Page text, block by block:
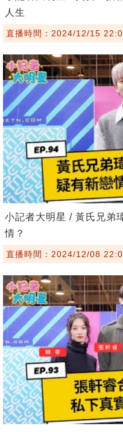
人生
直播時間：2024/12/15
小記者大明星 / 黃氏兄弟
情？
直播時間：2024/12/08